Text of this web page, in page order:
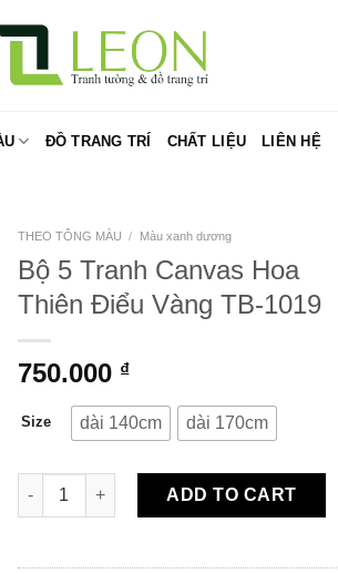
ĐỒ TRANG TRÍ CHẤT LIỆU LIÊN HỆ
THEO TÔNG MÀU / Màu xanh dương
Bộ 5 Tranh Canvas Hoa
Thiên Điểu Vàng TB-1019
750.000 ₫
Size dài 140cm dài 170cm
Bộ 5 Tranh Canvas Hoa Thiên Điểu Vàng
ADD TO CART